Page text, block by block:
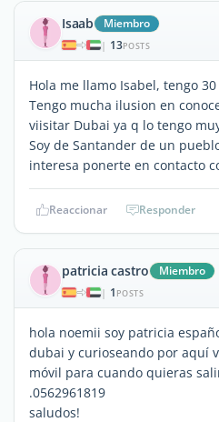
Isaab Miembro
| 13POSTS
Hola me llamo Isabel, tengo
Tengo mucha ilusion en
viisitar Dubai ya q lo tengo
Soy de Santander de un
interesa ponerte en contacto
Reaccionar Responder
patricia castro Miembro
| 1 POSTS
hola noemii soy patricia
dubai y curioseando por aquí
móvil para cuando quieras
.0562961819
saludos!